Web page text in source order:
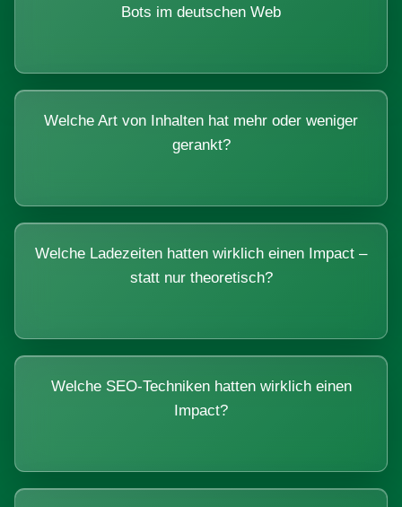
Bots im deutschen Web
Welche Art von Inhalten hat mehr oder weniger
gerankt?
Welche Ladezeiten hatten wirklich einen Impact –
statt nur theoretisch?
Welche SEO-Techniken hatten wirklich einen
Impact?